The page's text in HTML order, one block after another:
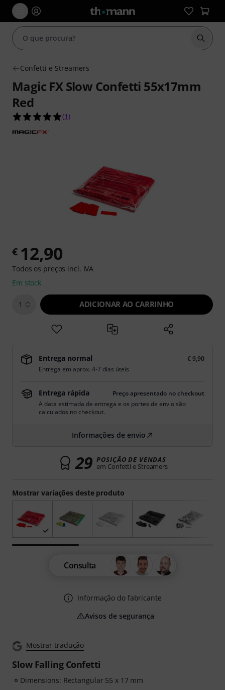
Iniciar
Confetti e Streamers
Magic FX Slow Confetti 55x17mm
Red
5.0 de 5 estrelas de 1 avaliações de clientes
(1 )
Mostrar tradução
Slow Falling Confetti
Dimensions: Rectangular 55 x 17 mm
Mostrar variações deste produto
€ 12,90
Todos os preços incl. IVA
Em stock
1 ADICIONAR AO CARRINHO
Entrega normal
€ 9,90
Entrega em aprox. 4-7 dias úteis
Entrega rápida
Preço apresentado no checkout
A data estimada de entrega e os portes de envio são
calculados no checkout.
Informações de envio
29 POSIÇÃO DE VENDAS
em Confetti e Streamers
Consulta
Informação do fabricante
Avisos de segurança